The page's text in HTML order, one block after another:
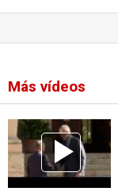
Más vídeos